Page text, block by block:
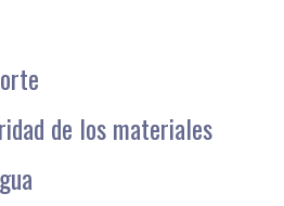
de los materiales